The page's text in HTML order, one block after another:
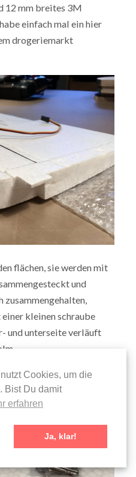
12 mm breites 3M
einfach mal ein hier
drogeriemarkt
flächen, sie werden mit
und
zusammengehalten,
kleinen schraube
und unterseite verläuft
Cookies, um die
Bist Du damit
erfahren
Ja, klar!